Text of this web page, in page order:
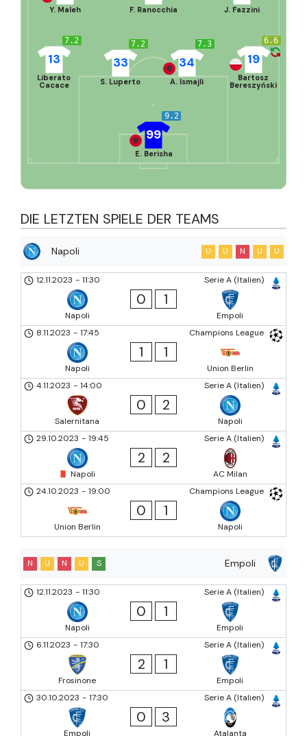
9.2
99
E. Berisha
7.2
13
Liberato
Cacace
7.2
33
S. Luperto
7.3
34
A. Ismajli
6.6
19
Bartosz
Bereszyński
Y. Maleh F. Ranocchia J. Fazzini
DIE LETZTEN SPIELE DER TEAMS
Napoli U U N U U
Serie A (Italien)
12.11.2023 - 11:30
Napoli
0 1
Empoli
Champions League
8.11.2023 - 17:45
Napoli
1 1
Union Berlin
Serie A (Italien)
4.11.2023 - 14:00
Salernitana
0 2
Napoli
Serie A (Italien)
29.10.2023 - 19:45
Napoli
2 2
AC Milan
Champions League
24.10.2023 - 19:00
Union Berlin
0 1
Napoli
Empoli
N U N U S
Serie A (Italien)
12.11.2023 - 11:30
Napoli
0 1
Empoli
Serie A (Italien)
6.11.2023 - 17:30
Frosinone
2 1
Empoli
Serie A (Italien)
30.10.2023 - 17:30
Empoli
0 3
Atalanta